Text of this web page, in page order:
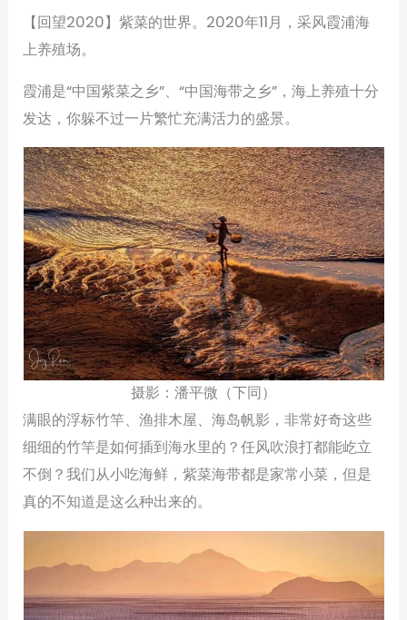
【回望2020】紫菜的世界。2020年11月，采风霞浦海
上养殖场。
霞浦是“中国紫菜之乡”、“中国海带之乡”，海上养殖十分
发达，你躲不过一片繁忙充满活力的盛景。
摄影：潘平微（下同）
满眼的浮标竹竿、渔排木屋、海岛帆影，非常好奇这些
细细的竹竿是如何插到海水里的？任风吹浪打都能屹立
不倒？我们从小吃海鲜，紫菜海带都是家常小菜，但是
真的不知道是这么种出来的。